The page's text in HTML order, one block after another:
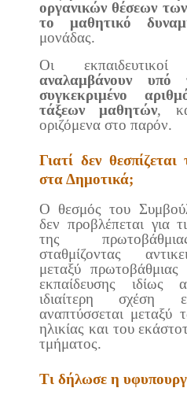
οργανικών θέσεων
το μαθητικό
μονάδας.
Οι
αναλαμβάνουν υπό
συγκεκριμένο
τάξεων μαθητών,
οριζόμενα στο παρόν.
Γιατί δεν
στα Δημοτικά;
Ο θεσμός του
δεν προβλέπεται για
της
σταθμίζοντας
μεταξύ πρωτοβάθμιας
εκπαίδευσης ιδίως
ιδιαίτερη σχέση
αναπτύσσεται μεταξύ
ηλικίας και του
τμήματος.
Τι δήλωσε η